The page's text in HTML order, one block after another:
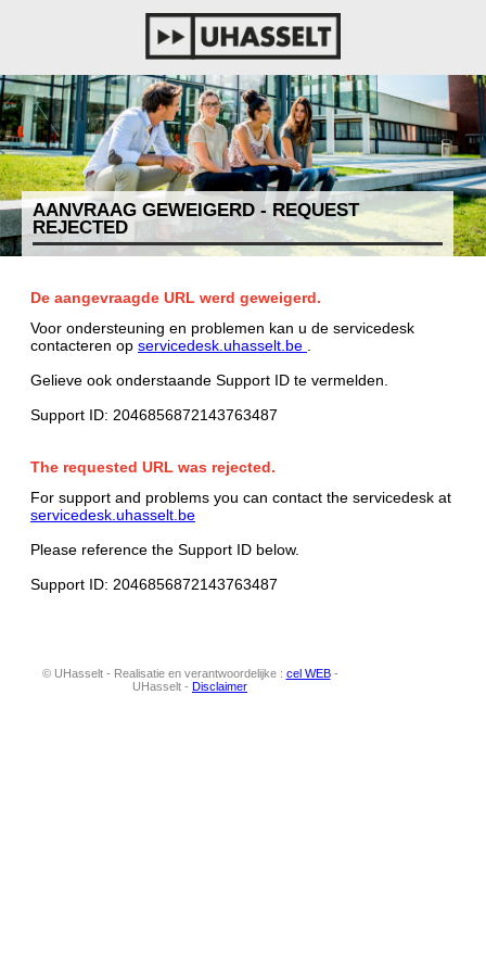
AANVRAAG GEWEIGERD - REQUEST
REJECTED
De aangevraagde URL werd geweigerd.
Voor ondersteuning en problemen kan u de servicedesk
contacteren op servicedesk.uhasselt.be
Gelieve ook onderstaande Support ID te vermelden.
Support ID: 2046856872143763487
The requested URL was rejected.
For support and problems you can contact the servicedesk at
servicedesk.uhasselt.be
Please reference the Support ID below.
Support ID: 2046856872143763487
© UHasselt - Realisatie en verantwoordelijke : cel WEB-
UHasselt - Disclaimer